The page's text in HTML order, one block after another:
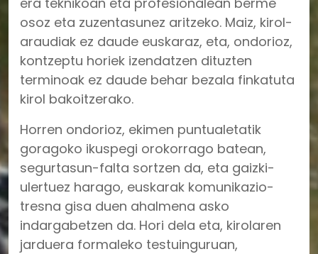
osoz eta zuzentasunez aritzeko. Maiz, kirol-
araudiak ez daude euskaraz, eta, ondorioz,
kontzeptu horiek izendatzen dituzten
terminoak ez daude behar bezala finkatuta
kirol bakoitzerako.
Horren ondorioz, ekimen puntualetatik
goragoko ikuspegi orokorrago batean,
segurtasun-falta sortzen da, eta gaizki-
ulertuez harago, euskarak komunikazio-
tresna gisa duen ahalmena asko
indargabetzen da. Hori dela eta, kirolaren
jarduera formaleko testuinguruan,